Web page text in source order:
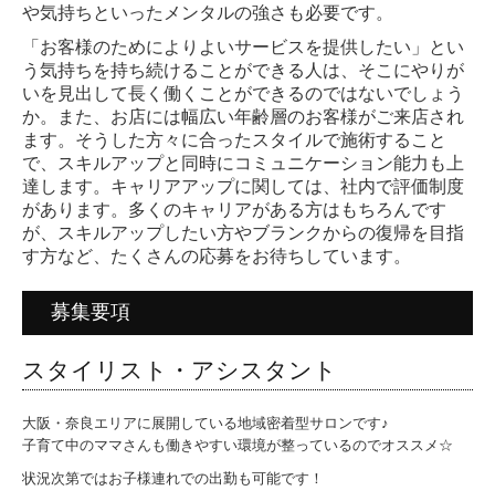
や気持ちといったメンタルの強さも必要です。
「お客様のためによりよいサービスを提供したい」とい
う気持ちを持ち続けることができる人は、そこにやりが
いを見出して長く働くことができるのではないでしょう
か。また、お店には幅広い年齢層のお客様がご来店され
ます。そうした方々に合ったスタイルで施術すること
で、スキルアップと同時にコミュニケーション能力も上
達します。キャリアアップに関しては、社内で評価制度
があります。多くのキャリアがある方はもちろんです
が、スキルアップしたい方やブランクからの復帰を目指
す方など、たくさんの応募をお待ちしています。
募集要項
スタイリスト・アシスタント
大阪・奈良エリアに展開している地域密着型サロンです♪
子育て中のママさんも働きやすい環境が整っているのでオススメ☆
状況次第ではお子様連れでの出勤も可能です！